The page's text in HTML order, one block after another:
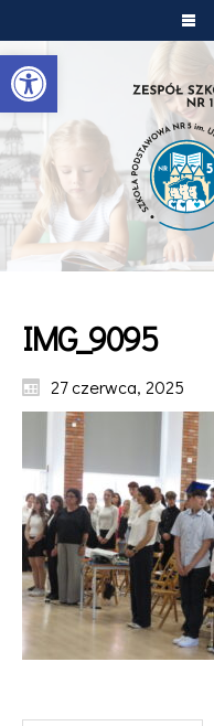
Otwórz pasek narzędzi
IMG_9095
27 czerwca, 2025